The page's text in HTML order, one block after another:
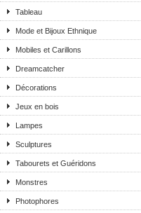
Tableau
Mode et Bijoux Ethnique
Mobiles et Carillons
Dreamcatcher
Décorations
Jeux en bois
Lampes
Sculptures
Tabourets et Guéridons
Monstres
Photophores